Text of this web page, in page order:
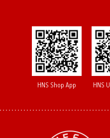
HNS Shop App HNS